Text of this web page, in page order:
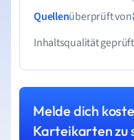
Quellenüberprüft von
Inhaltsqualität
Melde dich
Karteikarten zu